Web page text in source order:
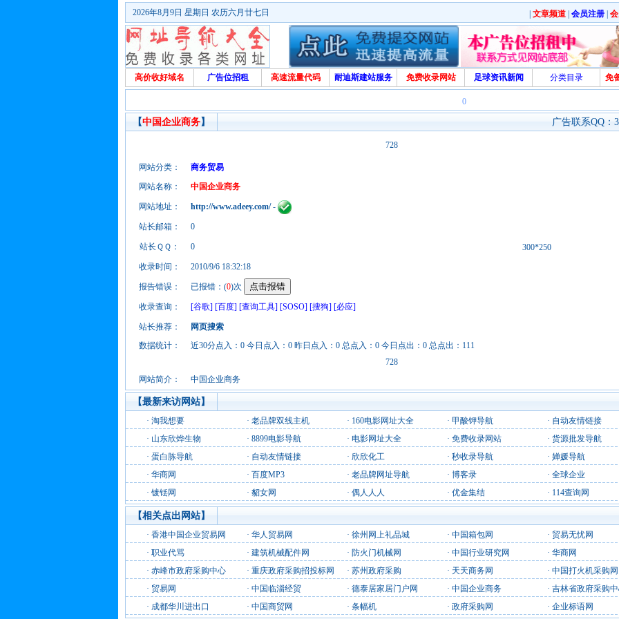
文章频道 会员注册
2026年8月9日 星期日 农历六月廿七日
高价收好域名 广告位招租 高速流量代码 耐迪斯建站服务 免费收录网站 足球资讯新闻 分类目录 免
0
广告联系QQ：
【中国企业商务】
728
网站分类： 商务贸易
300*250
网站名称： 中国企业商务
网站地址： http://www.adeey.com/-
站长邮箱： 0
站长ＱＱ： 0
收录时间： 2010/9/6 18:32:18
报告错误： 已报错：(0)次
收录查询： [谷歌] [百度] [查询工具] [SOSO] [搜狗] [必应]
站长推荐：
网页搜索
数据统计：
近30分点入：0 今日点入：0 昨日点入：0 总点入：0 今日点出：0 总点出：111
728
网站简介：
中国企业商务
【最新来访网站】
· 淘我想要 · 老品牌双线主机 · 160电影网址大全 · 甲酸钾导航 · 自动友情链接
· 山东欣烨生物 · 8899电影导航 · 电影网址大全 · 免费收录网站 · 货源批发导航
· 蛋白胨导航 · 自动友情链接 · 欣欣化工 · 秒收录导航 · 婵媛导航
· 华商网 · 百度MP3 · 老品牌网址导航 · 博客录 · 全球企业
· 镀铥网 · 貂女网 · 偶人人人 · 优金集结 · 114查询网
【相关点出网站】
· 香港中国企业贸易网 · 华人贸易网 · 徐州网上礼品城 · 中国箱包网 · 贸易无忧网
· 职业代骂 · 建筑机械配件网 · 防火门机械网 · 中国行业研究网 · 华商网
· 赤峰市政府采购中心 · 重庆政府采购招投标网 · 苏州政府采购 · 天天商务网 · 中国打火机采购网
· 贸易网 · 中国临淄经贸 · 德泰居家居门户网 · 中国企业商务 · 吉林省政府采购
· 成都华川进出口 · 中国商贸网 · 条幅机 · 政府采购网 · 企业标语网